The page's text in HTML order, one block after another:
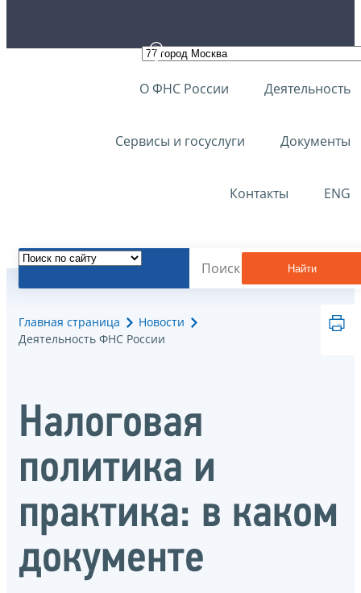
О ФНС России Деятельность
Сервисы и госуслуги Документы
Контакты ENG
Найти
Главная страница
Новости
Деятельность ФНС России
Налоговая
политика и
практика: в каком
документе